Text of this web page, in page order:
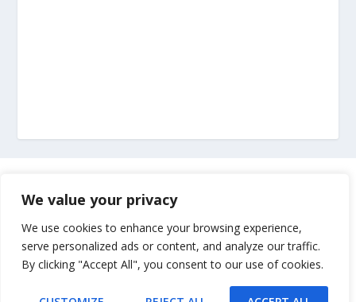
We value your privacy
We use cookies to enhance your browsing experience,
serve personalized ads or content, and analyze our traffic.
By clicking "Accept All", you consent to our use of cookies.
Impressum
Uvjeti korištenja